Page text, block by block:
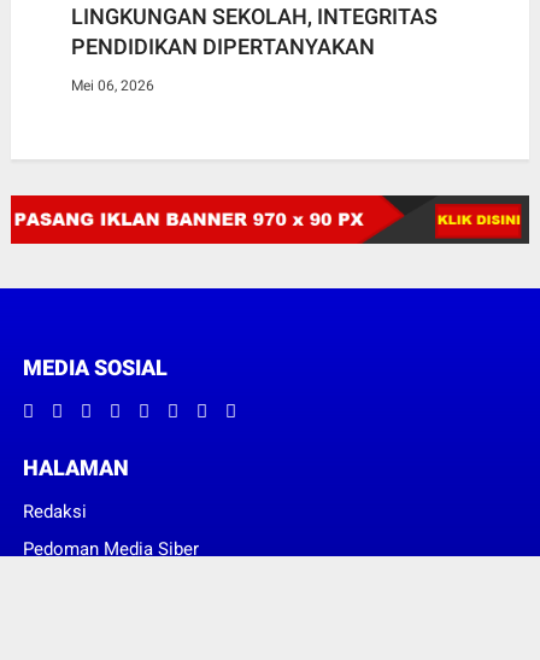
LINGKUNGAN SEKOLAH, INTEGRITAS
PENDIDIKAN DIPERTANYAKAN
Mei 06, 2026
MEDIA SOSIAL
HALAMAN
Redaksi
Pedoman Media Siber